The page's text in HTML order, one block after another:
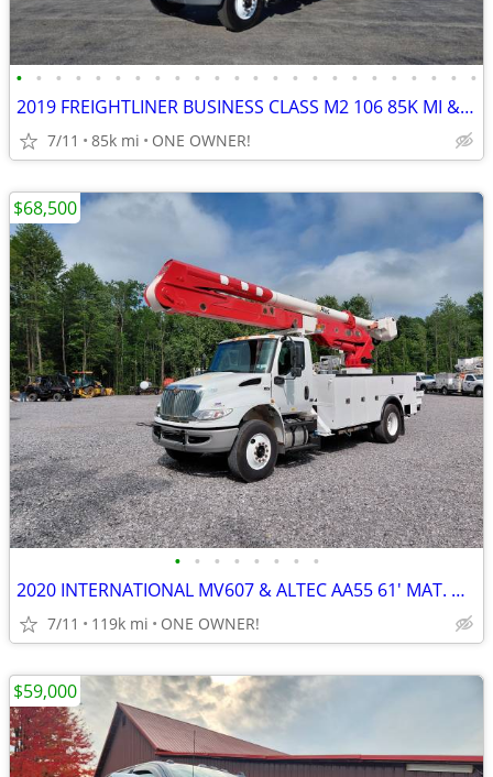
• • • • • • • • • • • • • • • • • • • • • • • •
2019 FREIGHTLINER BUSINESS CLASS M2 106 85K MI & ALTEC DM47B-TR DIGGER
7/11 85k mi ONE OWNER!
• • • • • • • •
2020 INTERNATIONAL MV607 & ALTEC AA55 61' MAT. HAND INSULATED BOOM
7/11 119k mi ONE OWNER!
$68,500
$59,000